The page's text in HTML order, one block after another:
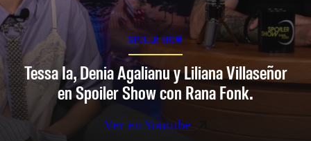
SPOILER SHOW
Tessa Ia, Denia Agalianu y Liliana Villaseñor
en Spoiler Show con Rana Fonk.
Ver en Youtube